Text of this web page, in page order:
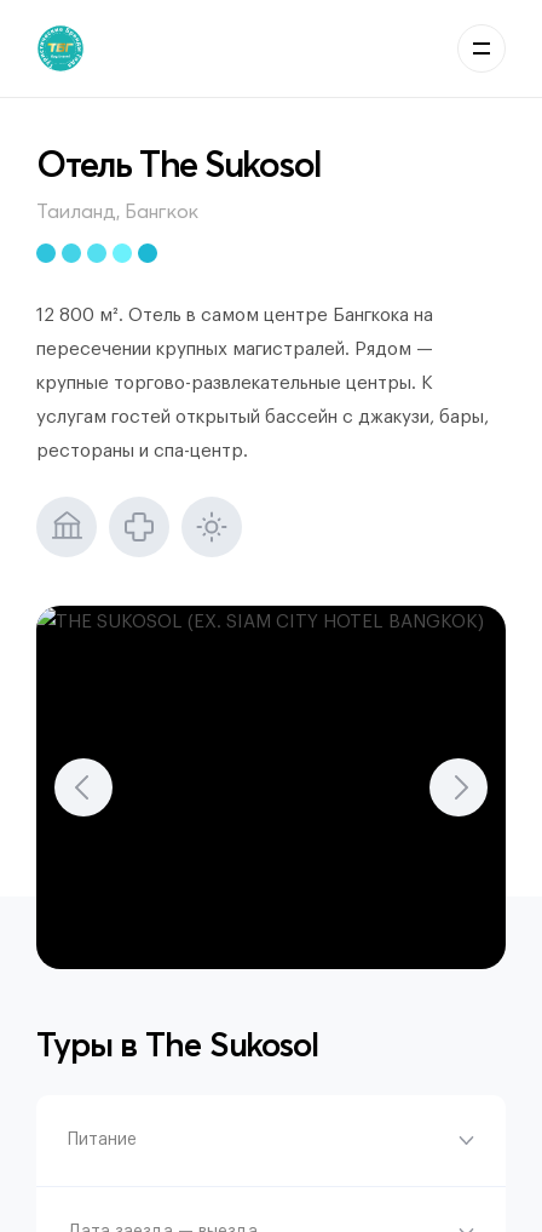
Отель The Sukosol
Таиланд, Бангкок
12 800 м². Отель в самом центре Бангкока на
пересечении крупных магистралей. Рядом —
крупные торгово-развлекательные центры. К
услугам гостей открытый бассейн с джакузи, бары,
рестораны и спа-центр.
Туры в The Sukosol
Питание